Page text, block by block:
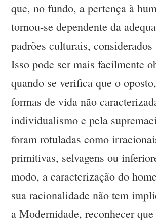
que, no fundo, a pertença à
tornou-se dependente da
padrões culturais, considerados
Isso pode ser mais facilmente
quando se verifica que o
formas de vida não
individualismo e pela
foram rotuladas como
primitivas, selvagens ou
modo, a caracterização do
sua racionalidade não tem
a Modernidade, reconhecer